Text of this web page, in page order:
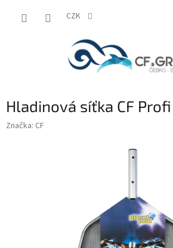
CZK
Hladinová síťka CF Profi
Značka: CF